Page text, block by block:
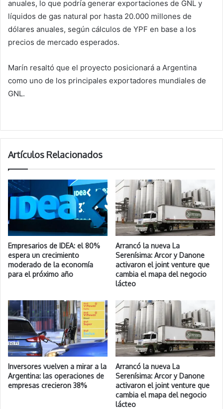
anuales, lo que podría generar exportaciones de GNL y
líquidos de gas natural por hasta 20.000 millones de
dólares anuales, según cálculos de YPF en base a los
precios de mercado esperados.
Marín resaltó que el proyecto posicionará a Argentina
como uno de los principales exportadores mundiales de
GNL.
Artículos Relacionados
Empresarios de IDEA: el 80%
espera un crecimiento
moderado de la economía
para el próximo año
Arrancó la nueva La
Serenísima: Arcor y Danone
activaron el joint venture que
cambia el mapa del negocio
lácteo
Inversores vuelven a mirar a la
Argentina: las operaciones de
empresas crecieron 38%
Arrancó la nueva La
Serenísima: Arcor y Danone
activaron el joint venture que
cambia el mapa del negocio
lácteo